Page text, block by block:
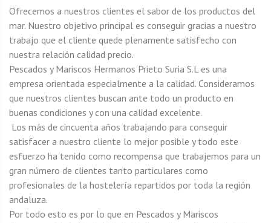
Ofrecemos a nuestros clientes el sabor de los productos del
mar. Nuestro objetivo principal es conseguir gracias a nuestro
trabajo que el cliente quede plenamente satisfecho con
nuestra relación calidad precio.
Pescados y Mariscos Hermanos Prieto Suria S.L es una
empresa orientada especialmente a la calidad. Consideramos
que nuestros clientes buscan ante todo un producto en
buenas condiciones y con una calidad excelente.
Los más de cincuenta años trabajando para conseguir
satisfacer a nuestro cliente lo mejor posible y todo este
esfuerzo ha tenido como recompensa que trabajemos para un
gran número de clientes tanto particulares como
profesionales de la hostelería repartidos por toda la región
andaluza.
Por todo esto es por lo que en Pescados y Mariscos